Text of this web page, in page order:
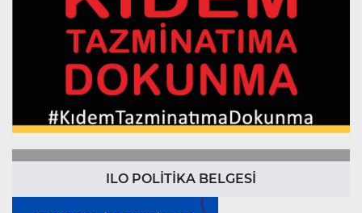
ILO POLİTİKA BELGESİ